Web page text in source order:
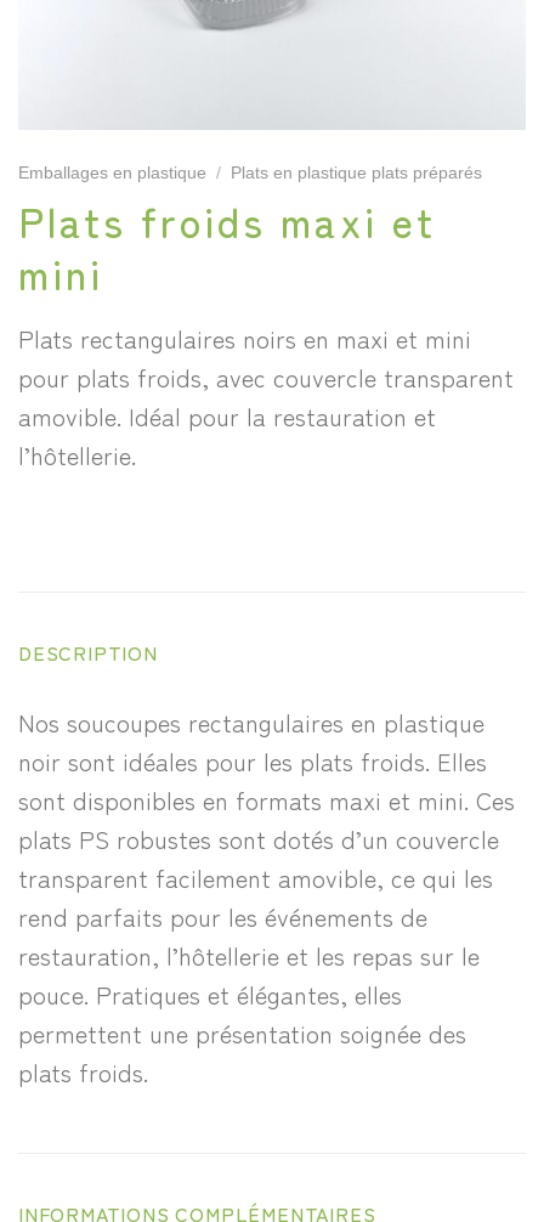
Emballages en plastique / Plats en plastique plats préparés
Plats froids maxi et
mini
Plats rectangulaires noirs en maxi et mini
pour plats froids, avec couvercle transparent
amovible. Idéal pour la restauration et
l’hôtellerie.
DESCRIPTION
Nos soucoupes rectangulaires en plastique
noir sont idéales pour les plats froids. Elles
sont disponibles en formats maxi et mini. Ces
plats PS robustes sont dotés d’un couvercle
transparent facilement amovible, ce qui les
rend parfaits pour les événements de
restauration, l’hôtellerie et les repas sur le
pouce. Pratiques et élégantes, elles
permettent une présentation soignée des
plats froids.
INFORMATIONS COMPLÉMENTAIRES